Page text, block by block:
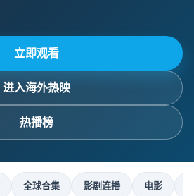
立即观看
进入海外热映
热播榜
全球合集 影剧连播 电影